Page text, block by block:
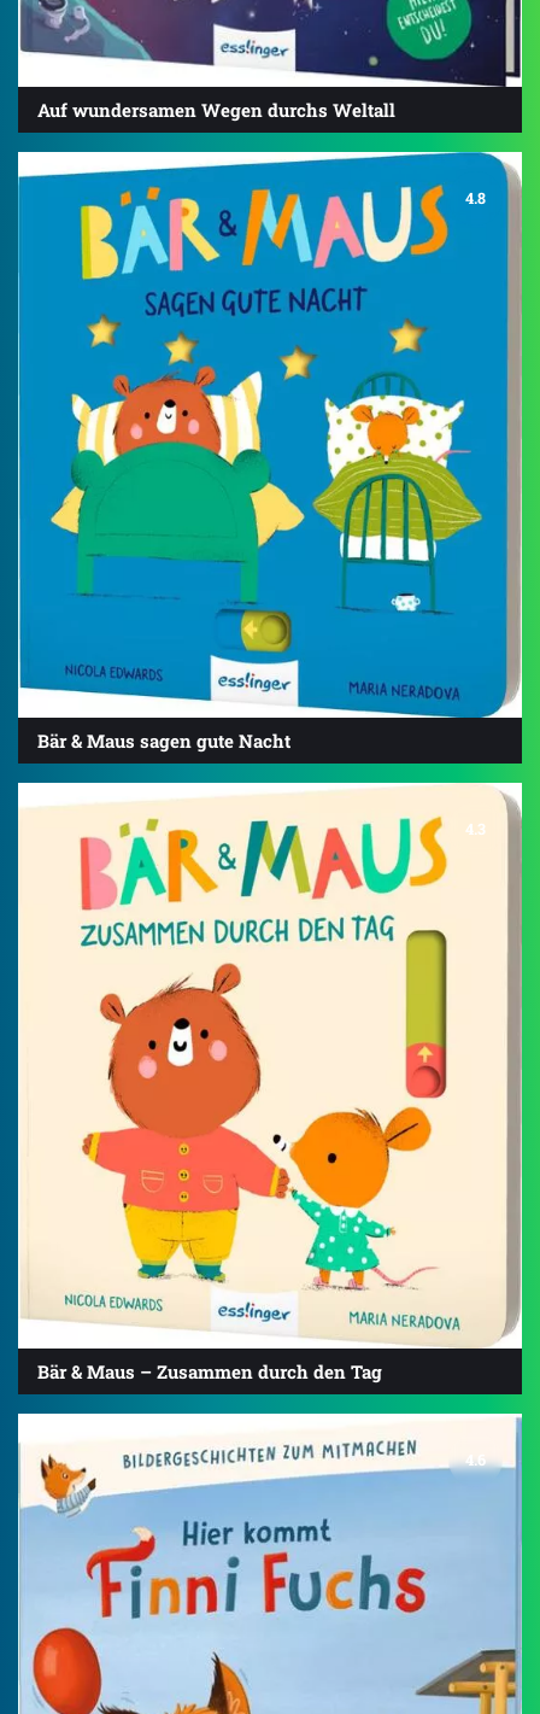
Auf wundersamen Wegen durchs Weltall
4.8
Bär & Maus sagen gute Nacht
4.3
Bär & Maus – Zusammen durch den Tag
4.6